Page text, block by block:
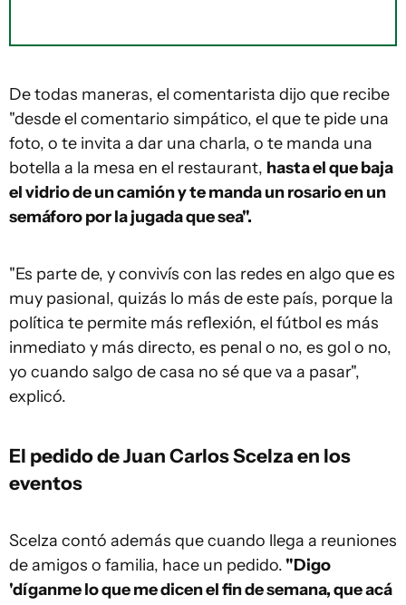
De todas maneras, el comentarista dijo que recibe
"desde el comentario simpático, el que te pide una
foto, o te invita a dar una charla, o te manda una
botella a la mesa en el restaurant, hasta el que baja
el vidrio de un camión y te manda un rosario en un
semáforo por la jugada que sea".
"Es parte de, y convivís con las redes en algo que es
muy pasional, quizás lo más de este país, porque la
política te permite más reflexión, el fútbol es más
inmediato y más directo, es penal o no, es gol o no,
yo cuando salgo de casa no sé que va a pasar",
explicó.
El pedido de Juan Carlos Scelza en los
eventos
Scelza contó además que cuando llega a reuniones
de amigos o familia, hace un pedido. "Digo
'díganme lo que me dicen el fin de semana, que acá